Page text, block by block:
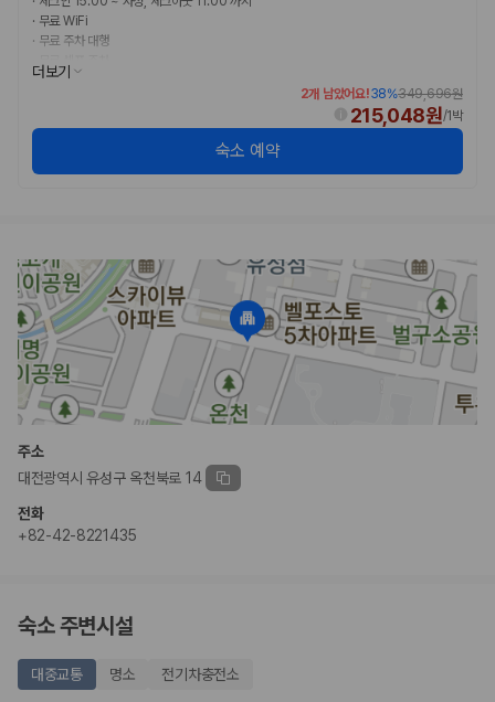
3. 제주공항 접근성과 셔틀 조건을 함께 확인하세요
제주 렌트카는 차량 인수 위치와 셔틀 편의성에 따라 실제 이용 만족도가
달라집니다. 공항에서 렌트카 사무실까지의 이동 조건을 가격과 함께 비교
제주도 렌트카 차종별 가격비교
준중형·중형차
커플·친구 여행에서 많이 선택되며 가격과 승차감의 균형이 좋은 차
종입니다.
SUV
가족 여행, 짐이 많은 여행, 장거리 이동에 적합하며 보험 조건과 차
량 연식을 함께 비교하는 것이 좋습니다.
승합차·대형차
단체 여행이나 4인 이상 가족 여행에 적합하며 인원수, 짐 공간, 보
험 조건을 함께 확인해야 합니다.
제주렌트카 보험까지 비교해야 진짜 가격비교입
니다
일반자차: 사고 발생 시 일정 금액의 면책금이 발생할 수 있습니다.
완전자차:
다.
· 무료 WiFi
· 무료 주차 대행
무료 셀프 주차
·무료 아침 식사
더보기
2개 남았어요!38%349,696원
215,048원/1박
숙소 예약
주소
대전광역시 유성구 옥천북로 14
전화
+82-42-8221435
숙소 주변시설
대중교통 명소 전기차충전소